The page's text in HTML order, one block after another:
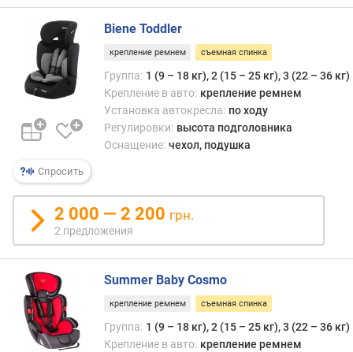
п
о
к
о
л
ч
е
т
п
е
д
л
о
ж
е
Спросить
Biene Toddler
крепление ремнем съемная спинка
Группа: 1 (9 – 18 кг), 2 (15 – 25 кг), 3 (22 – 36 кг)
Крепление в авто: крепление ремнем
Установка автокресла: по ходу
Регулировки: высота подголовника
Оснащение: чехол, подушка
2 000 — 2 200 грн.
2 предложения
Summer Baby Cosmo
крепление ремнем съемная спинка
Группа: 1 (9 – 18 кг), 2 (15 – 25 кг), 3 (22 – 36 кг)
Крепление в авто: крепление ремнем